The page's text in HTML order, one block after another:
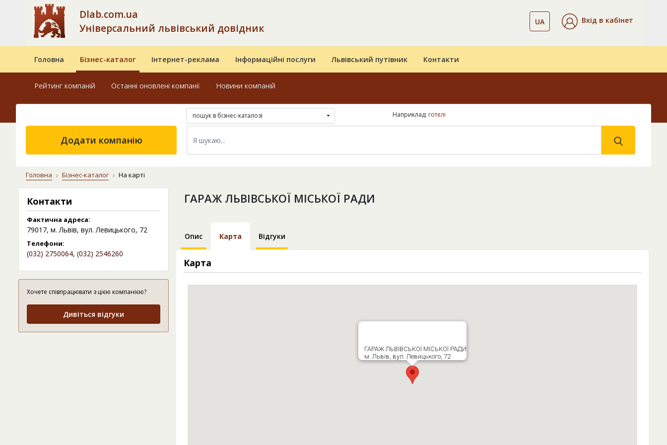
Dlab.com.ua
Універсальний львівський довідник
UA Вхід в кабінет
Головна Бізнес-каталог Інтернет-реклама Інформаційні послуги Львівський путівник Контакти
Рейтинг компаній Останні оновлені компанії Новини компаній
пошук в бізнес-каталозі Наприклад: готелі
Додати компанію
Головна Бізнес-каталог На карті
Контакти
Фактична адреса:
79017, м. Львів, вул. Левицького, 72
Телефони:
(032) 2750064, (032) 2546260
Хочете співпрацювати з цією компанією?
Дивіться відгуки
ГАРАЖ ЛЬВІВСЬКОЇ МІСЬКОЇ РАДИ
Опис Карта Відгуки
Карта
ГАРАЖ ЛЬВІВСЬКОЇ МІСЬКОЇ РАДИ
м. Львів, вул. Левицького, 72